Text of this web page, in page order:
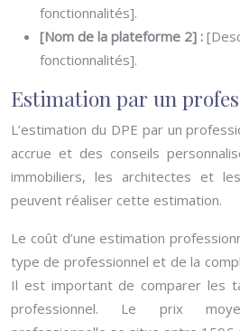
fonctionnalités].
[Nom de la plateforme 2] :
fonctionnalités].
Estimation par un
L’estimation du DPE par un
accrue et des conseils
immobiliers, les architectes et
peuvent réaliser cette estimation.
Le coût d’une estimation
type de professionnel et de la
Il est important de comparer les
professionnel. Le prix